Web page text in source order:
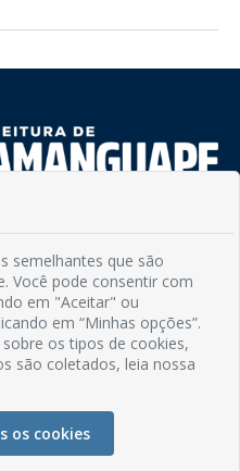
Centro
PB
08h às 13h
semelhantes que são
Você pode consentir com
em "Aceitar" ou
em “Minhas opções”.
os tipos de cookies,
são coletados, leia nossa
os cookies